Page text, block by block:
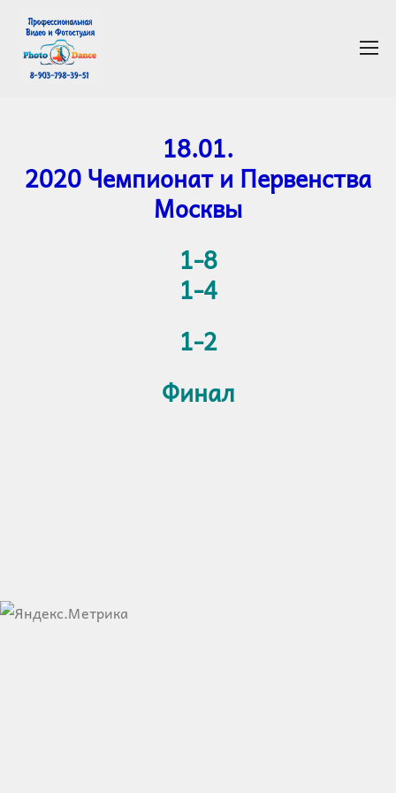
18.01.
2020 Чемпионат и Первенства
Москвы
1-8
1-4
1-2
Финал